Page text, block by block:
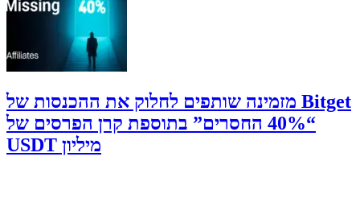
‫Bitget מזמינה שותפים לחלוק את ההכנסות של
“40% החסרים” בתוספת קרן הפרסים של
מיליון USDT